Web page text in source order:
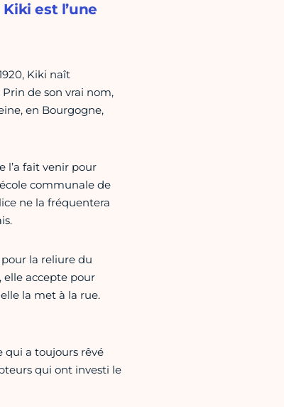
est l’une
Kiki naît
de son vrai nom,
en Bourgogne,
l’a fait venir pour
communale de
ne la fréquentera
pour la reliure du
elle accepte pour
la met à la rue.
qui a toujours rêvé
qui ont investi le